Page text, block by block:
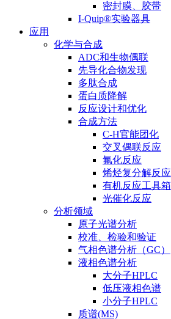
密封膜、胶带
I-Quip®️实验器具
应用
化学与合成
ADC和生物偶联
先导化合物发现
多肽合成
蛋白质降解
反应设计和优化
合成方法
C-H官能团化
交叉偶联反应
氟化反应
烯烃复分解反应
有机反应工具箱
光催化反应
分析领域
原子光谱分析
校准、检验和验证
气相色谱分析（GC）
液相色谱分析
大分子HPLC
低压液相色谱
小分子HPLC
质谱(MS)